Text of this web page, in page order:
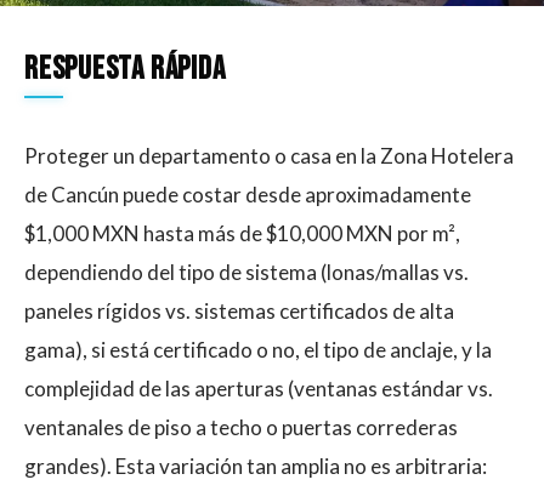
Respuesta rápida
Proteger un departamento o casa en la Zona Hotelera
de Cancún puede costar desde aproximadamente
$1,000 MXN hasta más de $10,000 MXN por m²,
dependiendo del tipo de sistema (lonas/mallas vs.
paneles rígidos vs. sistemas certificados de alta
gama), si está certificado o no, el tipo de anclaje, y la
complejidad de las aperturas (ventanas estándar vs.
ventanales de piso a techo o puertas correderas
grandes). Esta variación tan amplia no es arbitraria: